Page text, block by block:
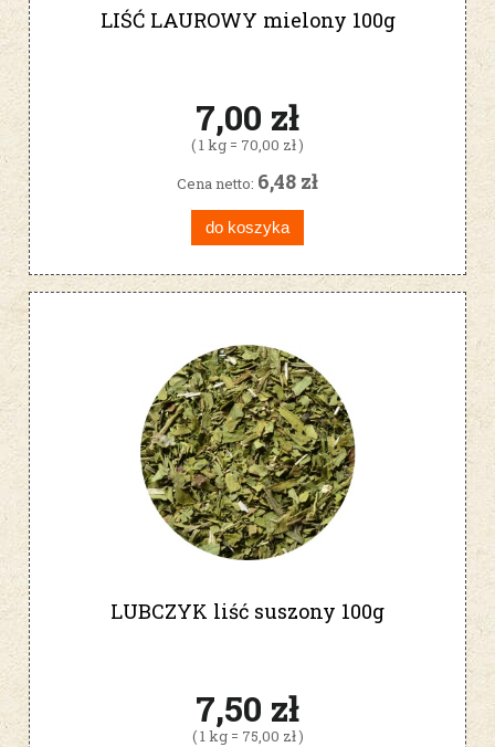
LIŚĆ LAUROWY mielony 100g
7,00 zł
( 1 kg = 70,00 zł )
Cena netto: 6,48 zł
do koszyka
LUBCZYK liść suszony 100g
7,50 zł
( 1 kg = 75,00 zł )